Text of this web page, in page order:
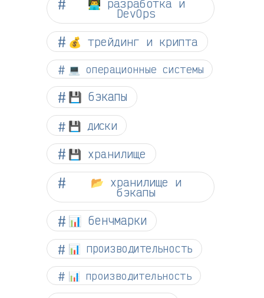
👨‍💻 разработка и
DevOps
💰 трейдинг и крипта
💻 операционные системы
💾 бэкапы
💾 диски
💾 хранилище
📂 хранилище и
бэкапы
📊 бенчмарки
📊 производительность
📊 производительность